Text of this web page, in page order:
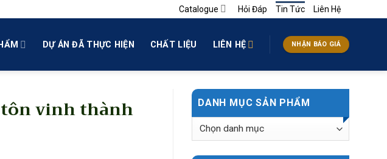
Catalogue Hỏi Đáp Tin Tức Liên Hệ
DỰ ÁN ĐÃ THỰC HIỆN CHẤT LIỆU LIÊN HỆ NHẬN BÁO GIÁ
tôn vinh thành DANH MỤC SẢN PHẨM